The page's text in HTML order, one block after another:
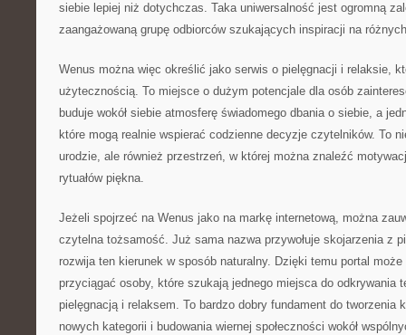
siebie lepiej niż dotychczas. Taka uniwersalność jest ogromną
zaangażowaną grupę odbiorców szukających inspiracji na
Wenus można więc określić jako serwis o pielęgnacji i relaksie,
użytecznością. To miejsce o dużym potencjale dla osób
buduje wokół siebie atmosferę świadomego dbania o siebie, a
które mogą realnie wspierać codzienne decyzje czytelników. To
urodzie, ale również przestrzeń, w której można znaleźć
rytuałów piękna.
Jeżeli spojrzeć na Wenus jako na markę internetową, można
czytelna tożsamość. Już sama nazwa przywołuje skojarzenia z
rozwija ten kierunek w sposób naturalny. Dzięki temu portal
przyciągać osoby, które szukają jednego miejsca do odkrywania
pielęgnacją i relaksem. To bardzo dobry fundament do tworzenia
nowych kategorii i budowania wiernej społeczności wokół